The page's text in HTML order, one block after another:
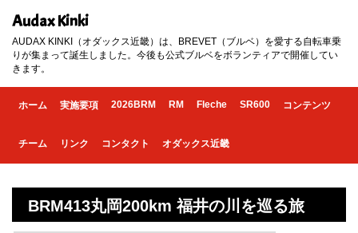
Audax Kinki
AUDAX KINKI（オダックス近畿）は、BREVET（ブルベ）を愛する自転車乗
りが集まって誕生しました。今後も公式ブルベをボランティアで開催してい
きます。
ホーム 実施要項 2026BRM RM Fleche SR600 コンテンツ
チーム リンク コンタクト オダックス近畿
BRM413丸岡200km 福井の川を巡る旅